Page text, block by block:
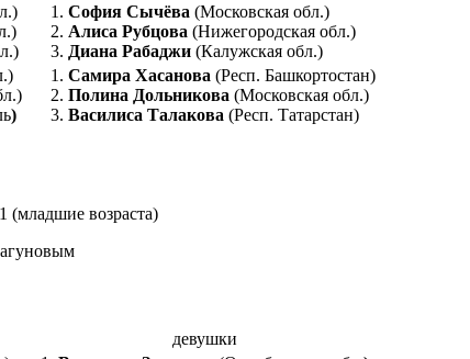
1. София Сычёва (Московская обл.)
2. Алиса Рубцова (Нижегородская обл.)
3. Диана Рабаджи (Калужская обл.)
)
1. Самира Хасанова (Респ. Башкортостан)
2. Полина Дольникова (Московская обл.)
3. Василиса Талакова (Респ. Татарстан)
девушки